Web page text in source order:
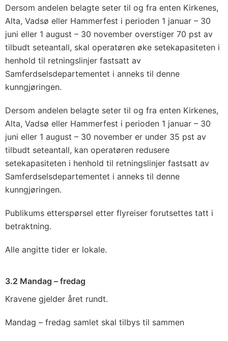
Dersom andelen belagte seter til og fra enten Kirkenes,
Alta, Vadsø eller Hammerfest i perioden 1 januar – 30
juni eller 1 august – 30 november overstiger 70 pst av
tilbudt seteantall, skal operatøren øke setekapasiteten i
henhold til retningslinjer fastsatt av
Samferdselsdepartementet i anneks til denne
kunngjøringen.
Dersom andelen belagte seter til og fra enten Kirkenes,
Alta, Vadsø eller Hammerfest i perioden 1 januar – 30
juni eller 1 august – 30 november er under 35 pst av
tilbudt seteantall, kan operatøren redusere
setekapasiteten i henhold til retningslinjer fastsatt av
Samferdselsdepartementet i anneks til denne
kunngjøringen.
Publikums etterspørsel etter flyreiser forutsettes tatt i
betraktning.
Alle angitte tider er lokale.
3.2 Mandag – fredag
Kravene gjelder året rundt.
Mandag – fredag samlet skal tilbys til sammen